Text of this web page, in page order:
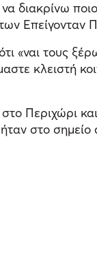
Επείγονταν
«ναι τους
κλειστή
Περιχώρι
στο σημείο